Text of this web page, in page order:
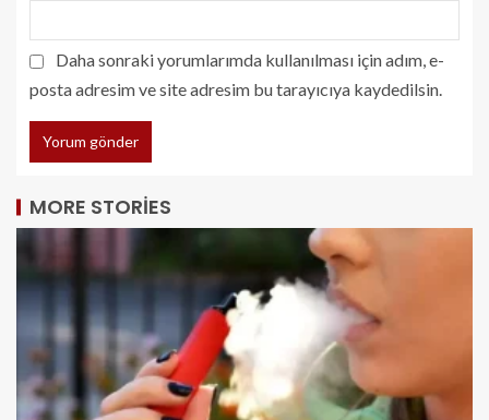
Daha sonraki yorumlarımda kullanılması için adım, e-
posta adresim ve site adresim bu tarayıcıya kaydedilsin.
MORE STORIES